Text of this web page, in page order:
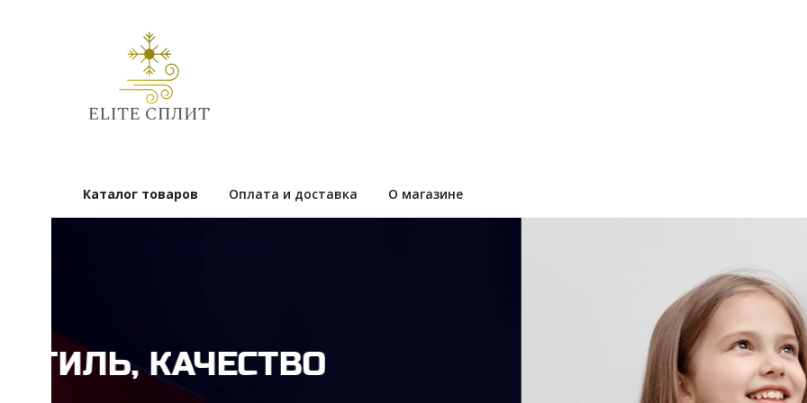
Каталог товаров Оплата и доставка О магазине